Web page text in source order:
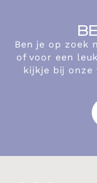
Ben je op zoek
of voor een
kijkje bij onze